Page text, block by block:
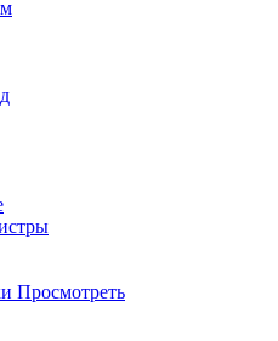
Просмотреть